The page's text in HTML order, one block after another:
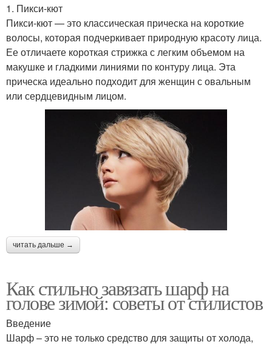
1. Пикси-кют
Пикси-кют — это классическая прическа на короткие
волосы, которая подчеркивает природную красоту лица.
Ее отличаете короткая стрижка с легким объемом на
макушке и гладкими линиями по контуру лица. Эта
прическа идеально подходит для женщин с овальным
или сердцевидным лицом.
читать дальше →
Как стильно завязать шарф на
голове зимой: советы от стилистов
Введение
Шарф – это не только средство для защиты от холода,